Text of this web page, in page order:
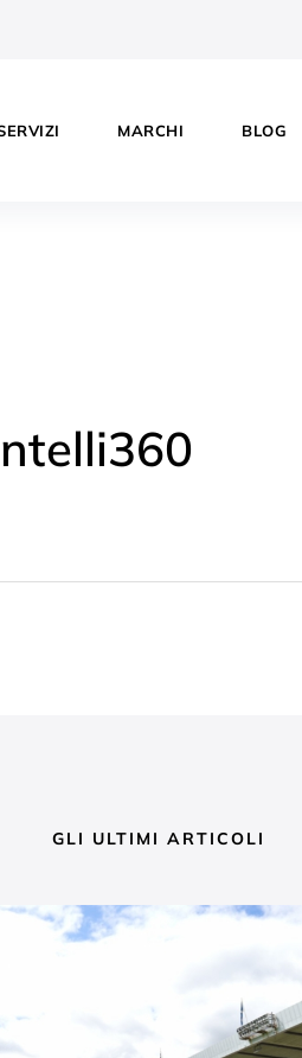
MARCHI BLOG
GLI ULTIMI ARTICOLI